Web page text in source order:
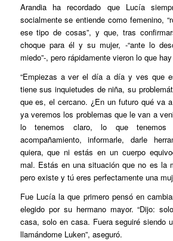
Arandia ha recordado que Lucía
socialmente se entiende como femenino,
ese tipo de cosas”, y que, tras
choque para él y su mujer, -“ante lo
miedo”-, pero rápidamente vieron lo que
“Empiezas a ver el día a día y ves que
tiene sus inquietudes de niña, su
que es, el cercano. ¿En un futuro qué va
ya veremos los problemas que le van a
lo tenemos claro, lo que
acompañamiento, informarle, darle
quiera, que ni estás en un cuerpo
mal. Estás en una situación que no es la
pero existe y tú eres perfectamente una
Fue Lucía la que primero pensó en
elegido por su hermano mayor. “Dijo:
casa, solo en casa. Fuera seguiré siendo
llamándome Luken”, aseguró.